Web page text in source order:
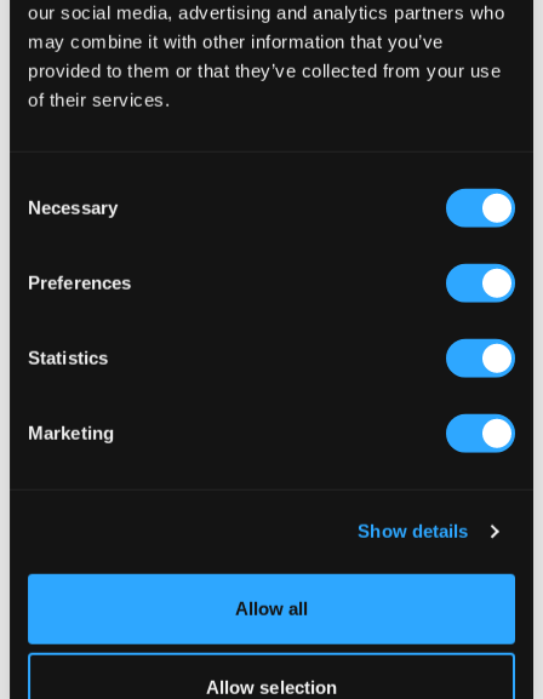
our social media, advertising and analytics partners who
may combine it with other information that you’ve
provided to them or that they’ve collected from your use
of their services.
Selection
Necessary
Preferences
Statistics
Marketing
Show details
Allow all
Allow selection
Skontaktuj się z nami
Skontaktuj się z nami, wypełniając
Maksymalnie 5 plików, łącznie 10 MB